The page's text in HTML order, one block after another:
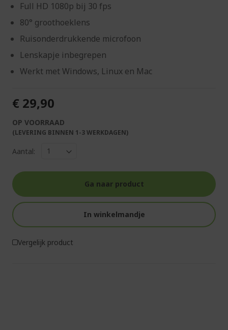
Full HD 1080p bij 30 fps
80° groothoeklens
Ruisonderdrukkende microfoon
Lenskapje inbegrepen
Werkt met Windows, Linux en Mac
€ 29,90
OP VOORRAAD
(LEVERING BINNEN 1-3 WERKDAGEN)
Aantal:
Ga naar product
In winkelmandje
Vergelijk product